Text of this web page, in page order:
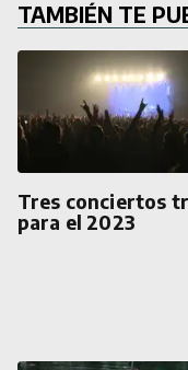
TAMBIÉN TE
Tres conciertos
para el 2023